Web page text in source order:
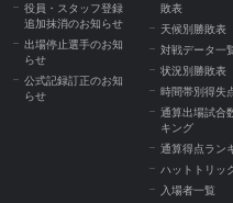
役員・スタッフ登録
追加抹消のお知らせ
出場停止選手のお知
らせ
公式記録訂正のお知
らせ
敗表
天候別勝敗表
対戦データ一
状況別勝敗表
時間帯別得失
通算出場試合
キング
通算得点ラン
ハットトリッ
入場者一覧